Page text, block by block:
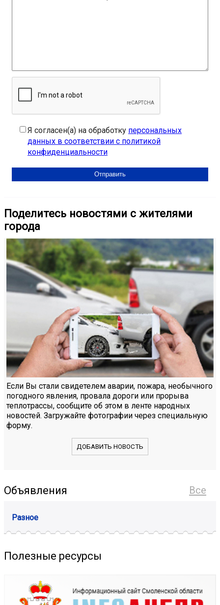
Я согласен(а) на обработку персональных
данных в соответствии с политикой
конфиденциальности
Поделитесь новостями с жителями
города
Если Вы стали свидетелем аварии, пожара, необычного
погодного явления, провала дороги или прорыва
теплотрассы, сообщите об этом в ленте народных
новостей. Загружайте фотографии через специальную
форму.
ДОБАВИТЬ НОВОСТЬ
Все
Объявления
Разное
Полезные ресурсы